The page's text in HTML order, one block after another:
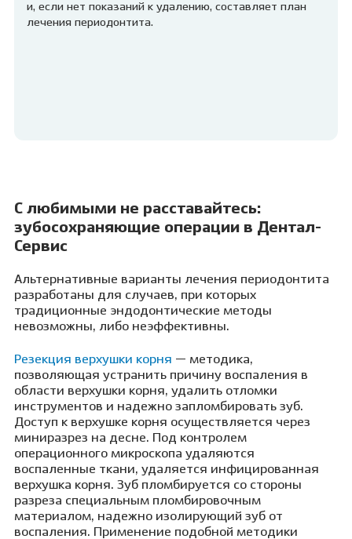
и, если нет показаний к удалению, составляет план
лечения периодонтита.
С любимыми не расставайтесь:
зубосохраняющие операции в Дентал-
Сервис
Альтернативные варианты лечения периодонтита
разработаны для случаев, при которых
традиционные эндодонтические методы
невозможны, либо неэффективны.
Резекция верхушки корня — методика,
позволяющая устранить причину воспаления в
области верхушки корня, удалить отломки
инструментов и надежно запломбировать зуб.
Доступ к верхушке корня осуществляется через
миниразрез на десне. Под контролем
операционного микроскопа удаляются
воспаленные ткани, удаляется инфицированная
верхушка корня. Зуб пломбируется со стороны
разреза специальным пломбировочным
материалом, надежно изолирующий зуб от
воспаления. Применение подобной методики